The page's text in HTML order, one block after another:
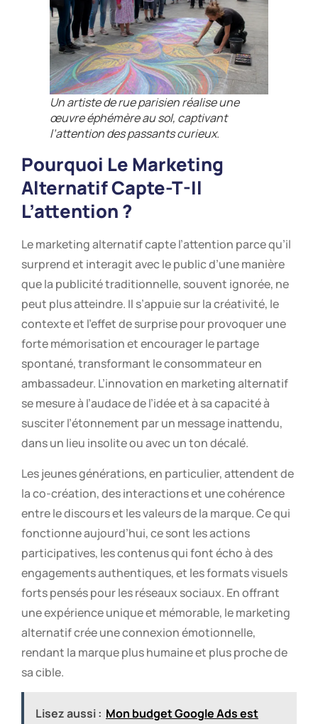
Un artiste de rue parisien réalise une
œuvre éphémère au sol, captivant
l’attention des passants curieux.
Pourquoi Le Marketing
Alternatif Capte-T-Il
L’attention ?
Le marketing alternatif capte l’attention parce qu’il
surprend et interagit avec le public d’une manière
que la publicité traditionnelle, souvent ignorée, ne
peut plus atteindre. Il s’appuie sur la créativité, le
contexte et l’effet de surprise pour provoquer une
forte mémorisation et encourager le partage
spontané, transformant le consommateur en
ambassadeur. L’innovation en marketing alternatif
se mesure à l’audace de l’idée et à sa capacité à
susciter l’étonnement par un message inattendu,
dans un lieu insolite ou avec un ton décalé.
Les jeunes générations, en particulier, attendent de
la co-création, des interactions et une cohérence
entre le discours et les valeurs de la marque. Ce qui
fonctionne aujourd’hui, ce sont les actions
participatives, les contenus qui font écho à des
engagements authentiques, et les formats visuels
forts pensés pour les réseaux sociaux. En offrant
une expérience unique et mémorable, le marketing
alternatif crée une connexion émotionnelle,
rendant la marque plus humaine et plus proche de
sa cible.
Lisez aussi : Mon budget Google Ads est